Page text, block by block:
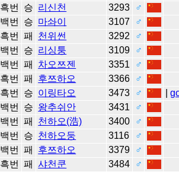
흑번 승 리신천 3293
♂
백번 승 마솨이 3107
♂
흑번 패 천위썬 3292
♂
백번 승 리싱퉁 3109
♂
백번 패 차오쯔젠 3351
♂
흑번 패 후쯔하오 3366
♂
흑번 승 이링타오 3473 ♂ |
백번 승 왕추쉬안 3431
♂
백번 패 천하오(浩) 3400
♂
백번 승 천하오둥 3116
♂
백번 패 후쯔하오 3379
♂
흑번 패 샤천쿤 3484
♂